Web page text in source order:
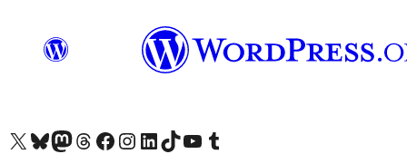
查看我們的 X (之前的 Twitter) 帳號造訪我們的 Bluesky 帳號造訪我們的 Mastodon 帳號造訪我們的 Threads 帳號 造訪我們的 Facebook 粉絲專頁Visit our Instagram account
Visit our LinkedIn account
造訪我們的 TikTok 帳號Visit our YouTube channel
造訪我們的 Tumblr 帳號